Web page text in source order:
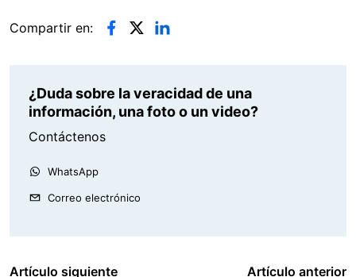
Compartir en:
¿Duda sobre la veracidad de una
información, una foto o un video?
Contáctenos
WhatsApp
Correo electrónico
Artículo siguiente Artículo anterior